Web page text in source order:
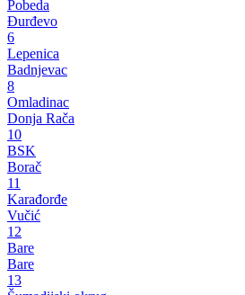
Pobeda
Đurđevo
6
Lepenica
Badnjevac
8
Omladinac
Donja Rača
10
BSK
Borač
11
Karađorđe
Vučić
12
Bare
Bare
13